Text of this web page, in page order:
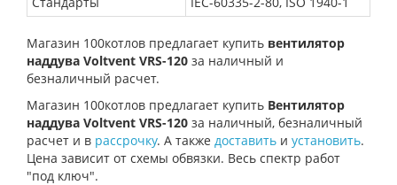
Магазин 100котлов предлагает купить вентилятор
наддува Voltvent VRS-120 за наличный и
безналичный расчет.
Магазин 100котлов предлагает купить Вентилятор
наддува Voltvent VRS-120 за наличный, безналичный
расчет и в рассрочку. А также доставить и установить.
Цена зависит от схемы обвязки. Весь спектр работ
"под ключ".